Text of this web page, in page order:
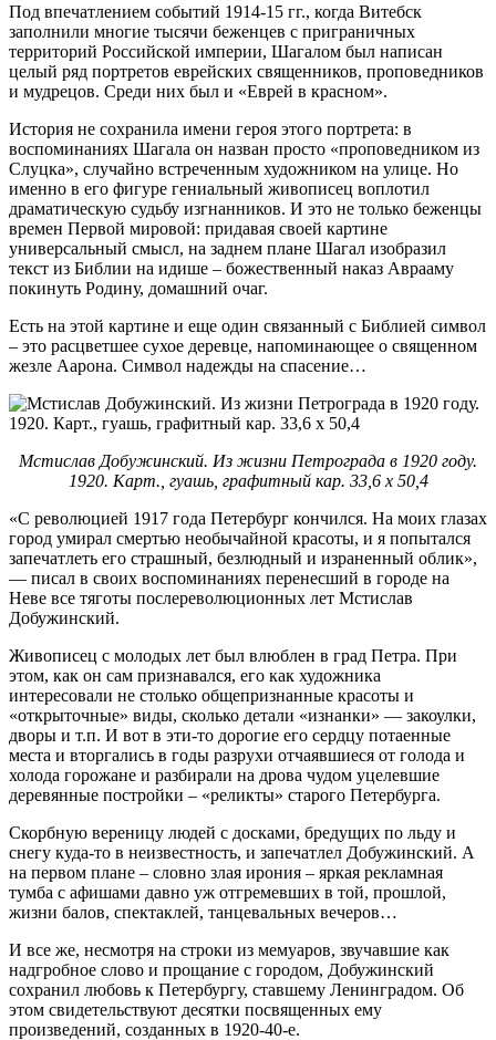
Под впечатлением событий 1914-15 гг., когда Витебск
заполнили многие тысячи беженцев с приграничных
территорий Российской империи, Шагалом был написан
целый ряд портретов еврейских священников, проповедников
и мудрецов. Среди них был и «Еврей в красном».
История не сохранила имени героя этого портрета: в
воспоминаниях Шагала он назван просто «проповедником из
Слуцка», случайно встреченным художником на улице. Но
именно в его фигуре гениальный живописец воплотил
драматическую судьбу изгнанников. И это не только беженцы
времен Первой мировой: придавая своей картине
универсальный смысл, на заднем плане Шагал изобразил
текст из Библии на идише – божественный наказ Аврааму
покинуть Родину, домашний очаг.
Есть на этой картине и еще один связанный с Библией символ
– это расцветшее сухое деревце, напоминающее о священном
жезле Аарона. Символ надежды на спасение…
Мстислав Добужинский. Из жизни Петрограда в 1920 году.
1920. Карт., гуашь, графитный кар. 33,6 х 50,4
«С революцией 1917 года Петербург кончился. На моих глазах
город умирал смертью необычайной красоты, и я попытался
запечатлеть его страшный, безлюдный и израненный облик»,
— писал в своих воспоминаниях перенесший в городе на
Неве все тяготы послереволюционных лет Мстислав
Добужинский.
Живописец с молодых лет был влюблен в град Петра. При
этом, как он сам признавался, его как художника
интересовали не столько общепризнанные красоты и
«открыточные» виды, сколько детали «изнанки» — закоулки,
дворы и т.п. И вот в эти-то дорогие его сердцу потаенные
места и вторгались в годы разрухи отчаявшиеся от голода и
холода горожане и разбирали на дрова чудом уцелевшие
деревянные постройки – «реликты» старого Петербурга.
Скорбную вереницу людей с досками, бредущих по льду и
снегу куда-то в неизвестность, и запечатлел Добужинский. А
на первом плане – словно злая ирония – яркая рекламная
тумба с афишами давно уж отгремевших в той, прошлой,
жизни балов, спектаклей, танцевальных вечеров…
И все же, несмотря на строки из мемуаров, звучавшие как
надгробное слово и прощание с городом, Добужинский
сохранил любовь к Петербургу, ставшему Ленинградом. Об
этом свидетельствуют десятки посвященных ему
произведений, созданных в 1920-40-е.